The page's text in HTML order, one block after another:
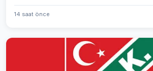
14 saat önce